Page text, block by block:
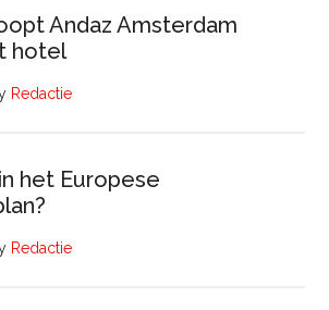
Andaz Amsterdam
hotel
Redactie
het Europese
Redactie